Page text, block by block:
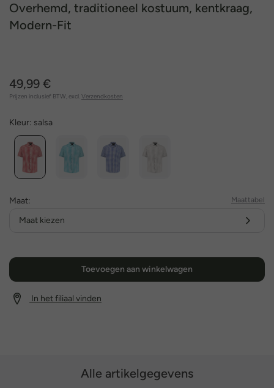
Overhemd, traditioneel kostuum, kentkraag,
Modern-Fit
49,99 €
Prijzen inclusief BTW, excl. Verzendkosten
Kleur: salsa
Maat: Maattabel
Maat kiezen
Toevoegen aan winkelwagen
In het filiaal vinden
Alle artikelgegevens